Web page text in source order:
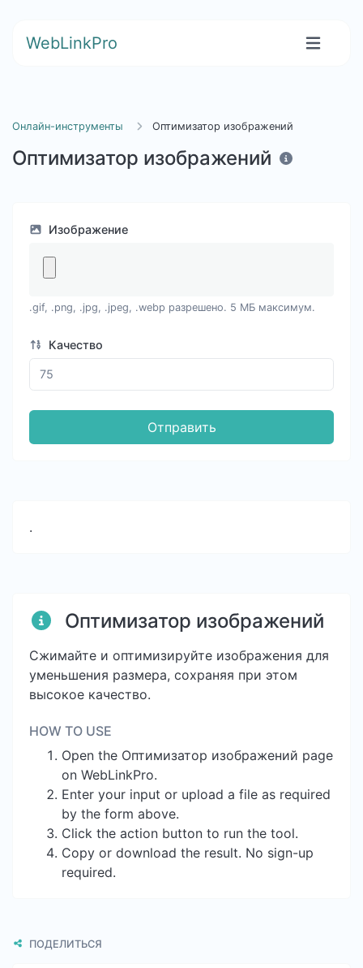
WebLinkPro
Онлайн-инструменты Оптимизатор изображений
Оптимизатор изображений
Изображение
.gif, .png, .jpg, .jpeg, .webp разрешено. 5 МБ максимум.
Качество
Отправить
.
Оптимизатор изображений
Сжимайте и оптимизируйте изображения для
уменьшения размера, сохраняя при этом
высокое качество.
HOW TO USE
Open the Оптимизатор изображений page
on WebLinkPro.
Enter your input or upload a file as required
by the form above.
Click the action button to run the tool.
Copy or download the result. No sign-up
required.
ПОДЕЛИТЬСЯ